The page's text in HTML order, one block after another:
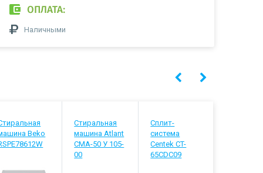
ОПЛАТА:
Наличными
Beko
Стиральная
машина Atlant
СМА-50 У 105-
00
Сплит-
система
Centek CT-
65CDC09